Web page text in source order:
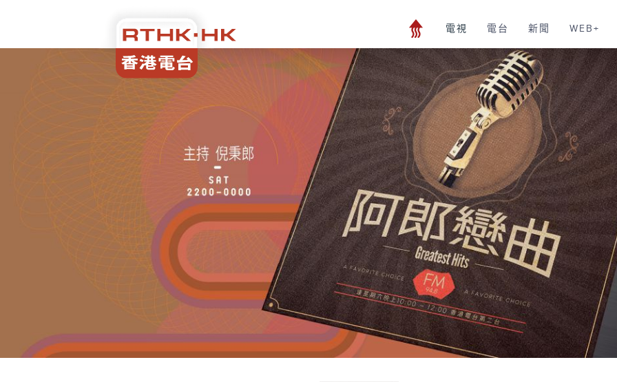
電視 電台 新聞 WEB+